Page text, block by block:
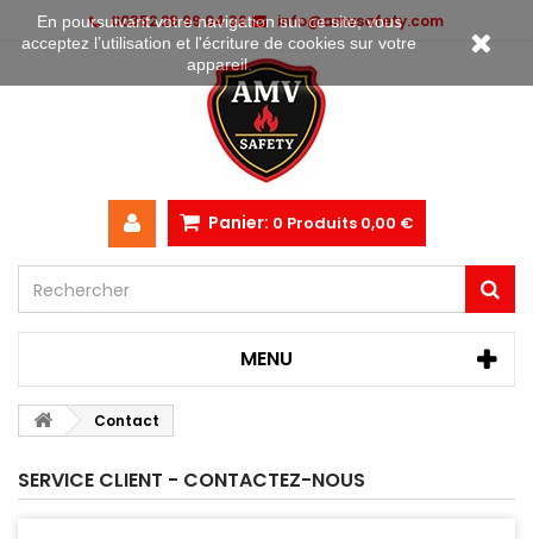
00352 28 99 04 36 info@amvsafety.com
Panier: 0 Produits 0,00 €
MENU
Contact
SERVICE CLIENT - CONTACTEZ-NOUS
En poursuivant votre navigation sur ce site, vous
acceptez l’utilisation et l'écriture de cookies sur votre
appareil.